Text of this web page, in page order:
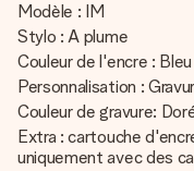
Modèle : IM
Stylo : A plume
Couleur de l'encre : Bleu
Personnalisation :
Couleur de gravure:
Extra : cartouche
uniquement avec des